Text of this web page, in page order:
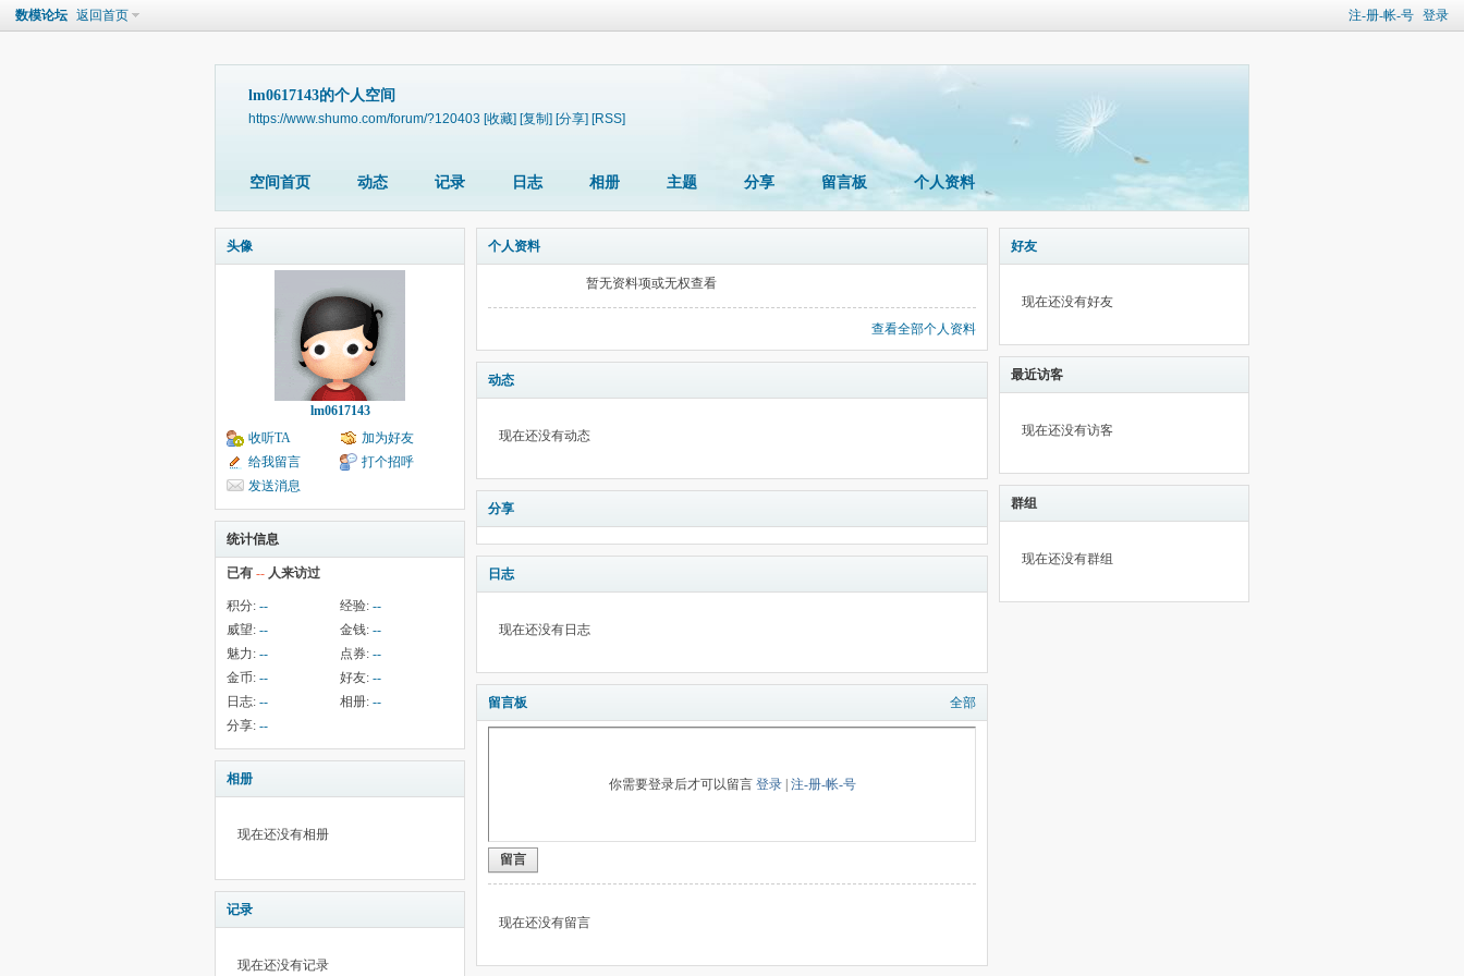
注-册-帐-号 登录
数模论坛 返回首页
lm0617143的个人空间
https://www.shumo.com/forum/?120403 [收藏] [复制] [分享] [RSS]
空间首页 动态 记录 日志 相册 主题 分享 留言板 个人资料
头像
lm0617143
收听TA
加为好友
给我留言
打个招呼
发送消息
统计信息
已有 -- 人来访过
积分: -- 经验: --
威望: -- 金钱: --
魅力: -- 点券: --
金币: -- 好友: --
日志: -- 相册: --
分享: --
相册
现在还没有相册
记录
现在还没有记录
个人资料
暂无资料项或无权查看
查看全部个人资料
动态
现在还没有动态
分享
日志
现在还没有日志
留言板 全部
你需要登录后才可以留言 登录| 注-册-帐-号
留言
现在还没有留言
好友
现在还没有好友
最近访客
现在还没有访客
群组
现在还没有群组